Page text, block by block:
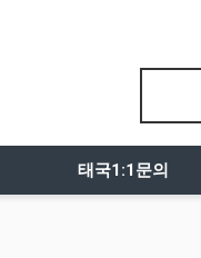
태국1:1문의